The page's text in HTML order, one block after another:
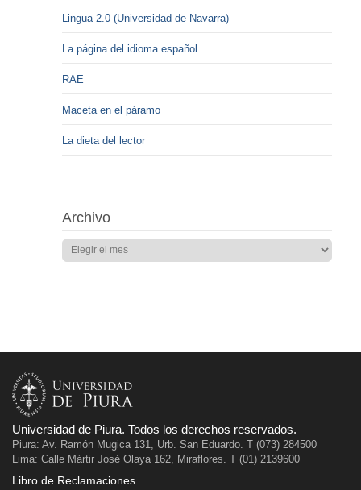
Lingua 2.0 (Universidad de Navarra)
La página del idioma español
RAE
Maceta en el páramo
La dieta del lector
Archivo
Universidad de Piura. Todos los derechos reservados.
Piura: Av. Ramón Mugica 131, Urb. San Eduardo. T (073) 284500
Lima: Calle Mártir José Olaya 162, Miraflores. T (01) 2139600
Libro de Reclamaciones